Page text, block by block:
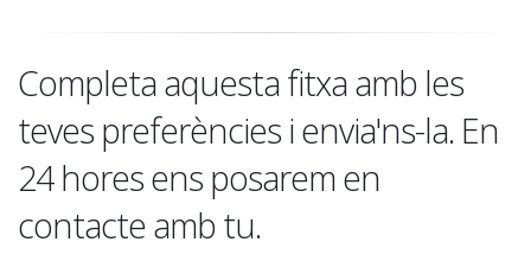
Completa aquesta fitxa amb les
teves preferències i envia'ns-la. En
24 hores ens posarem en
contacte amb tu.